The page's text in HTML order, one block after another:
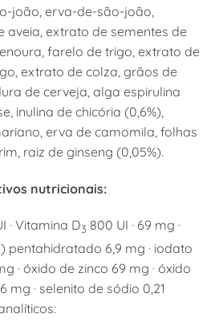
joão, erva-de-são-joão,
extrato de sementes de
farelo de trigo, extrato de
extrato de colza, grãos de
de cerveja, alga espirulina
inulina de chicória (0,6%),
erva de camomila, folhas
raiz de ginseng (0,05%).
nutricionais:
∙ Vitamina D3 800 UI ∙ 69 mg ∙
pentahidratado 6,9 mg ∙ iodato
∙ óxido de zinco 69 mg ∙ óxido
mg ∙ selenito de sódio 0,21